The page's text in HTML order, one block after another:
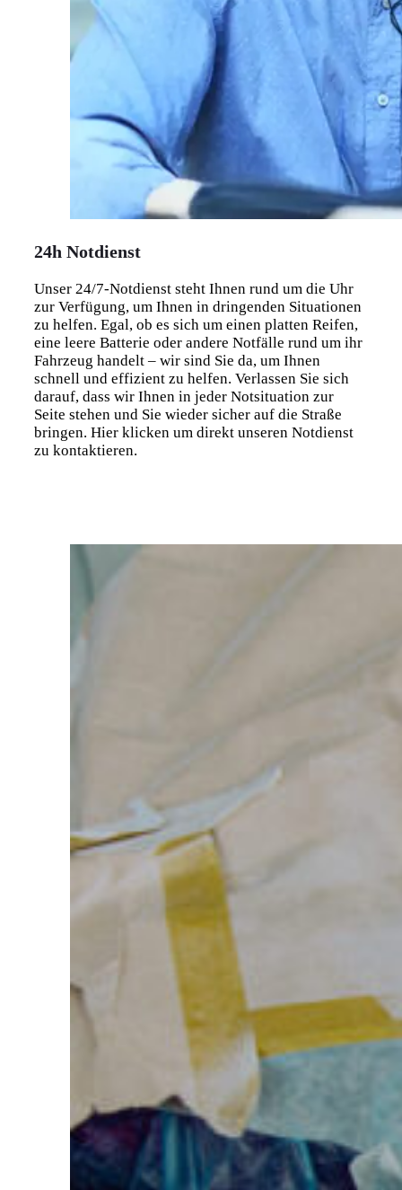
24h Notdienst
Unser 24/7-Notdienst steht Ihnen rund um die Uhr
zur Verfügung, um Ihnen in dringenden Situationen
zu helfen. Egal, ob es sich um einen platten Reifen,
eine leere Batterie oder andere Notfälle rund um ihr
Fahrzeug handelt – wir sind Sie da, um Ihnen
schnell und effizient zu helfen. Verlassen Sie sich
darauf, dass wir Ihnen in jeder Notsituation zur
Seite stehen und Sie wieder sicher auf die Straße
bringen. Hier klicken um direkt unseren Notdienst
zu kontaktieren.